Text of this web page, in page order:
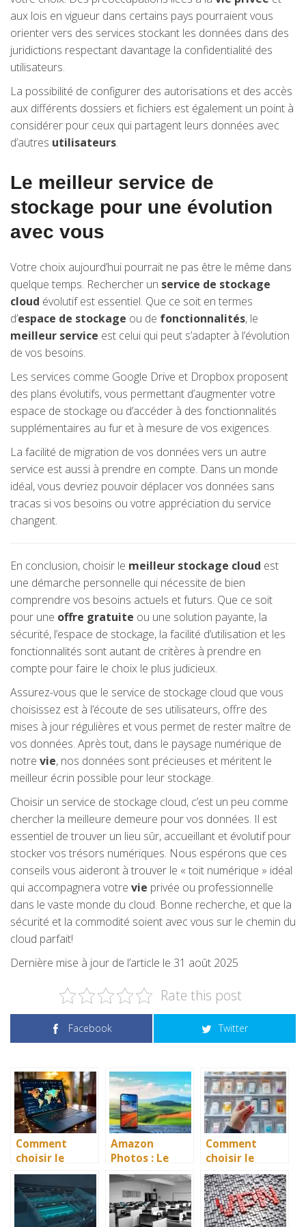
aux lois en vigueur dans certains pays pourraient vous
orienter vers des services stockant les données dans des
juridictions respectant davantage la confidentialité des
utilisateurs.
La possibilité de configurer des autorisations et des accès
aux différents dossiers et fichiers est également un point à
considérer pour ceux qui partagent leurs données avec
d’autres utilisateurs.
Le meilleur service de
stockage pour une évolution
avec vous
Votre choix aujourd’hui pourrait ne pas être le même dans
quelque temps. Rechercher un service de stockage
cloud évolutif est essentiel. Que ce soit en termes
d’espace de stockage ou de fonctionnalités, le
meilleur service est celui qui peut s’adapter à l’évolution
de vos besoins.
Les services comme Google Drive et Dropbox proposent
des plans évolutifs, vous permettant d’augmenter votre
espace de stockage ou d’accéder à des fonctionnalités
supplémentaires au fur et à mesure de vos exigences.
La facilité de migration de vos données vers un autre
service est aussi à prendre en compte. Dans un monde
idéal, vous devriez pouvoir déplacer vos données sans
tracas si vos besoins ou votre appréciation du service
changent.
En conclusion, choisir le meilleur stockage cloud est
une démarche personnelle qui nécessite de bien
comprendre vos besoins actuels et futurs. Que ce soit
pour une offre gratuite ou une solution payante, la
sécurité, l’espace de stockage, la facilité d’utilisation et les
fonctionnalités sont autant de critères à prendre en
compte pour faire le choix le plus judicieux.
Assurez-vous que le service de stockage cloud que vous
choisissez est à l’écoute de ses utilisateurs, offre des
mises à jour régulières et vous permet de rester maître de
vos données. Après tout, dans le paysage numérique de
notre vie, nos données sont précieuses et méritent le
meilleur écrin possible pour leur stockage.
Choisir un service de stockage cloud, c’est un peu comme
chercher la meilleure demeure pour vos données. Il est
essentiel de trouver un lieu sûr, accueillant et évolutif pour
stocker vos trésors numériques. Nous espérons que ces
conseils vous aideront à trouver le « toit numérique » idéal
qui accompagnera votre vie privée ou professionnelle
dans le vaste monde du cloud. Bonne recherche, et que la
sécurité et la commodité soient avec vous sur le chemin du
cloud parfait!
Dernière mise à jour de l’article le 31 août 2025
Rate this post
Facebook Twitter
Comment
choisir le
meilleur VPN
pour vos
besoins de
sécurité en
Amazon
Photos : Le
service de
stockage idéal
pour vos
précieux
Comment
choisir le
meilleur
lecteur de
carte SIM pour
vos besoins?